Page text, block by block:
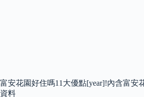
富安花園好住嗎11大優點[year]!內含富安
資料